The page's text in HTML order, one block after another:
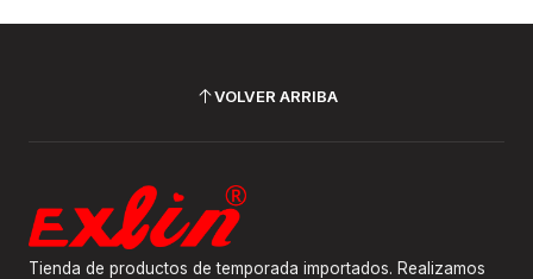
VOLVER ARRIBA
Tienda de productos de temporada importados. Realizamos